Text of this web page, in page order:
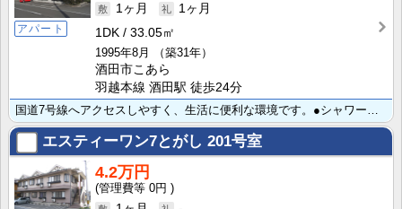
アパート
1ヶ月
1ヶ月
1DK
33.05㎡
1995年8月
（築31年）
酒田市こあら
羽越本線 酒田駅 徒歩24分
国道7号線へアクセスしやすく、生活に便利な環境です。●シャワートイレ ●独立洗面台 ●バルコニー
エスティーワン7とがし 201号室
4.2万円
0円